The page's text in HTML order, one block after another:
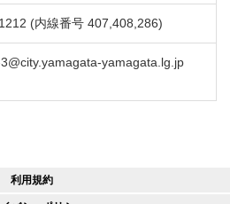
(内線番号 407,408,286)
yamagata.lg.jp
利用規約